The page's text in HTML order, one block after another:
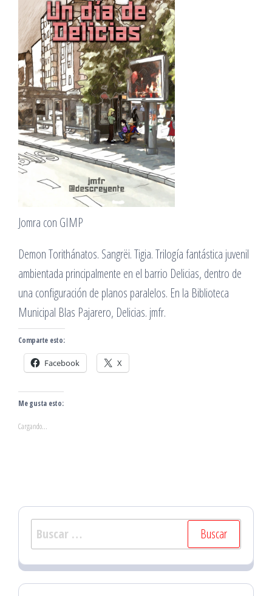
Jomra con GIMP
Demon Torithánatos. Sangrëi. Tigia. Trilogía fantástica juvenil
ambientada principalmente en el barrio Delicias, dentro de
una configuración de planos paralelos. En la Biblioteca
Municipal Blas Pajarero, Delicias. jmfr.
Comparte esto:
Facebook X
Me gusta esto:
Cargando...
Buscar: